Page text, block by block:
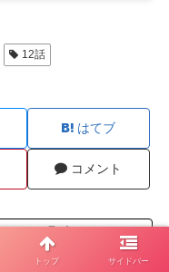
12話
はてブ
コメント
トップ サイドバー